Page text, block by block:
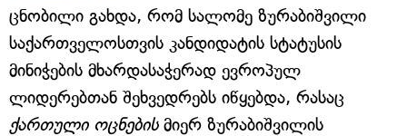
ცნობილი გახდა, რომ სალომე ზურაბიშვილი
საქართველოსთვის კანდიდატის სტატუსის
მინიჭების მხარდასაჭერად ევროპულ
ლიდერებთან შეხვედრებს იწყებდა, რასაც
ქართული ოცნებისმიერ ზურაბიშვილის